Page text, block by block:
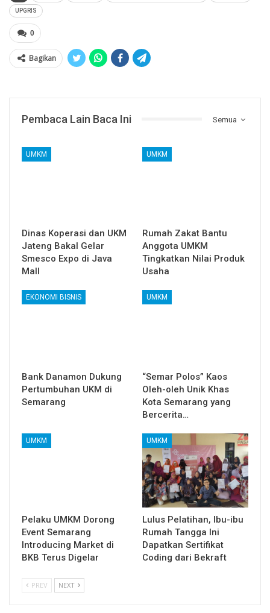
UPGRIS
0
Bagikan
Semua
Pembaca Lain Baca Ini
UMKM
Dinas Koperasi dan UKM
Jateng Bakal Gelar
Smesco Expo di Java
Mall
UMKM
Rumah Zakat Bantu
Anggota UMKM
Tingkatkan Nilai Produk
Usaha
EKONOMI BISNIS
Bank Danamon Dukung
Pertumbuhan UKM di
Semarang
UMKM
“Semar Polos” Kaos
Oleh-oleh Unik Khas
Kota Semarang yang
Bercerita…
UMKM
Pelaku UMKM Dorong
Event Semarang
Introducing Market di
BKB Terus Digelar
UMKM
Lulus Pelatihan, Ibu-ibu
Rumah Tangga Ini
Dapatkan Sertifikat
Coding dari Bekraft
PREV NEXT